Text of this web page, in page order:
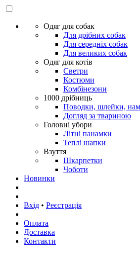
Одяг для собак
Для дрібних собак
Для середніх собак
Для великих собак
Одяг для котів
Светри
Костюми
Комбінезони
1000 дрібниць
Поводки, шлейки,
Догляд за твариною
Головні убори
Літні панамки
Теплі шапки
Взуття
Шкарпетки
Чоботи
Новинки
Вхід • Реєстрація
Оплата
Доставка
Контакти